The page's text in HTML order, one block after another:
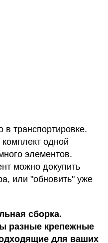
транспортировке.
одной
элементов.
можно докупить
или "обновить" уже
сборка.
разные крепежные
для ваших